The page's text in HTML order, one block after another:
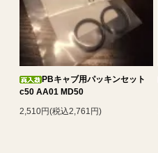
PBキャブ用パッキンセット
c50 AA01 MD50
2,510円(税込2,761円)